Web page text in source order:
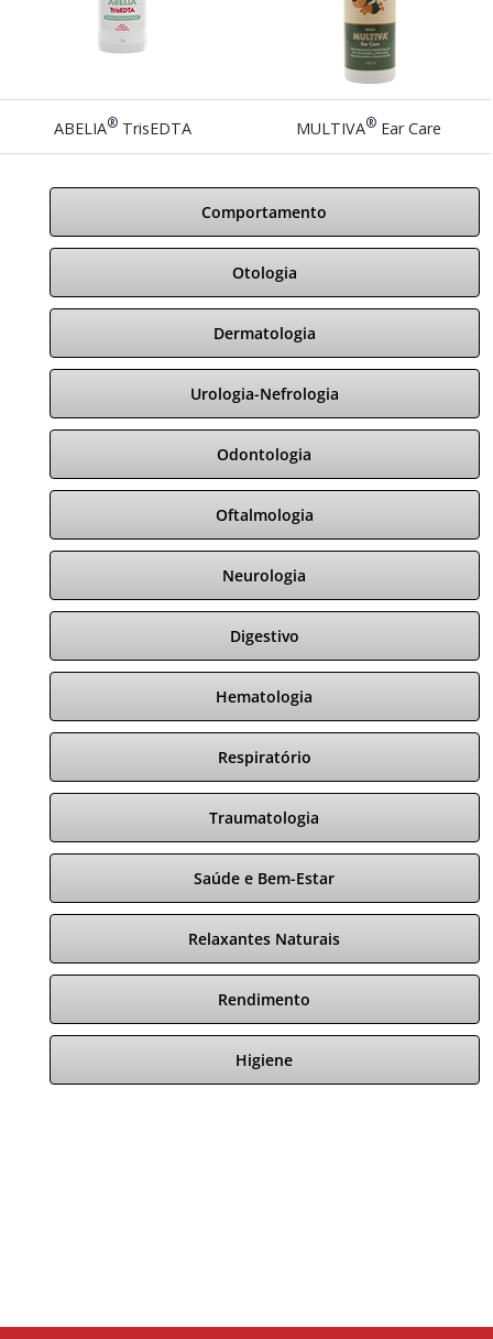
ABELIA® TrisEDTA MULTIVA®Ear Care
Comportamento
Otologia
Dermatologia
Urologia-Nefrologia
Odontologia
Oftalmologia
Neurologia
Digestivo
Hematologia
Respiratório
Traumatologia
Saúde e Bem-Estar
Relaxantes Naturais
Rendimento
Higiene